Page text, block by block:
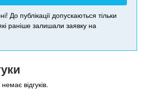
До публікації допускаються тільки
раніше залишали заявку на
відгуків.